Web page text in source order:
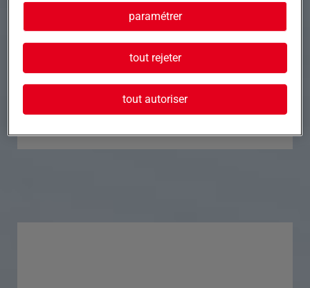
Postuler à cette offre
paramétrer
tout rejeter
tout autoriser